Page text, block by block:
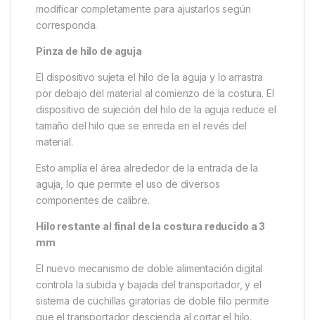
modificar completamente para ajustarlos según
corresponda.
Pinza de hilo de aguja
El dispositivo sujeta el hilo de la aguja y lo arrastra
por debajo del material al comienzo de la costura. El
dispositivo de sujeción del hilo de la aguja reduce el
tamaño del hilo que se enreda en el revés del
material.
Esto amplía el área alrededor de la entrada de la
aguja, lo que permite el uso de diversos
componentes de calibre.
Hilo restante al final de la costura reducido a 3
mm
El nuevo mecanismo de doble alimentación digital
controla la subida y bajada del transportador, y el
sistema de cuchillas giratorias de doble filo permite
que el transportador descienda al cortar el hilo.